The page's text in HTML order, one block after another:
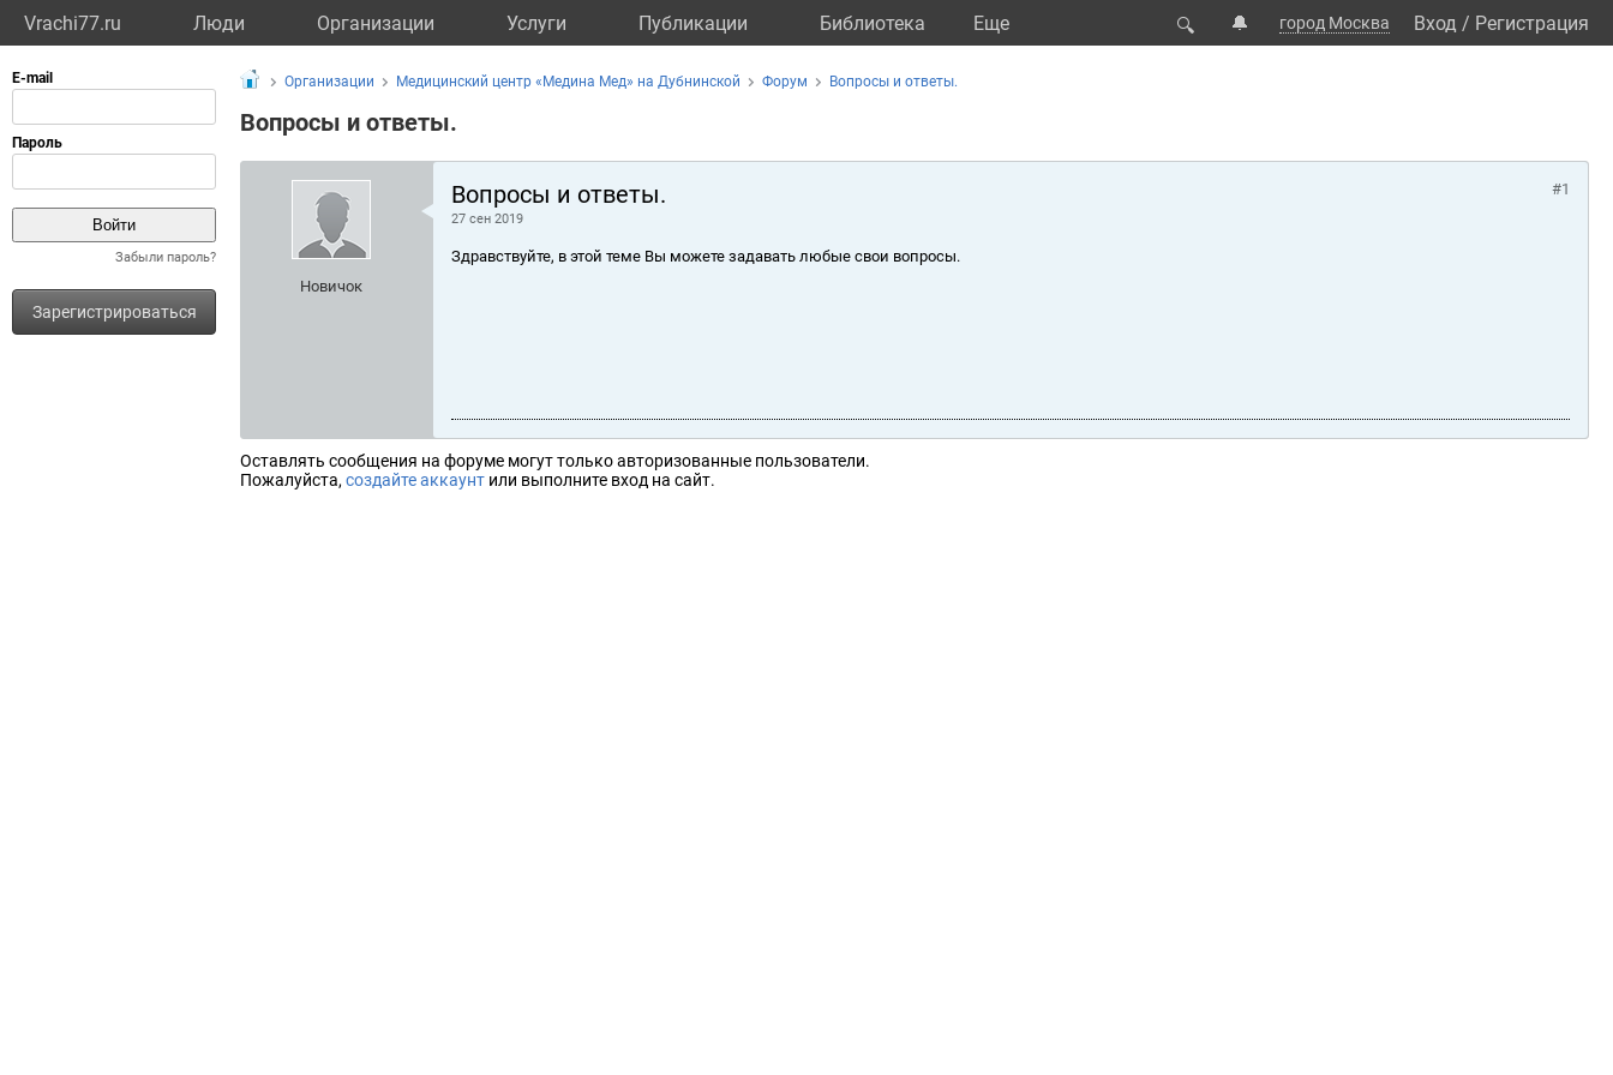
Vrachi77.ru Люди Организации Услуги Публикации Библиотека Eще 🔍 🔔 город Москва Вход / Регистрация
Забыли пароль?
Зарегистрироваться
Организации Медицинский центр «Медина Мед» на Дубнинской Форум Вопросы и ответы.
Вопросы и ответы.
Новичок
Вопросы и ответы.
27 сен 2019
#1
Здравствуйте, в этой теме Вы можете задавать любые свои вопросы.
Оставлять сообщения на форуме могут только авторизованные пользователи.
Пожалуйста, создайте аккаунт или выполните вход на сайт.